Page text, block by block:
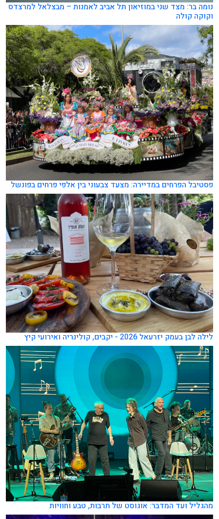
נומה בר: מצד שני במוזיאון תל אביב לאמנות – מבצלאל למרצדס
וקוקה קולה
פסטיבל הפרחים במדיירה: מצעד צבעוני בין אלפי פרחים בפונשל
לילה לבן בעמק יזרעאל 2026 - יקבים, קולינריה ואירועי קיץ
מהגליל ועד המדבר: אוגוסט של תרבות, טבע וחוויות